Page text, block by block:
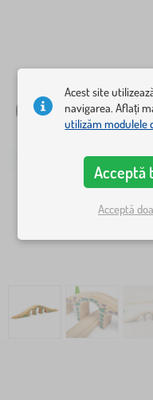
Acest site
navigarea. Aflați
utilizăm modulele
Acceptă
Acceptă